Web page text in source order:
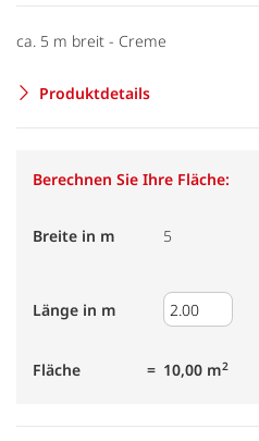
ca. 5 m breit - Creme
Produktdetails
Berechnen Sie Ihre Fläche:
Breite in m 5
Länge in m
Fläche 10,00 m2